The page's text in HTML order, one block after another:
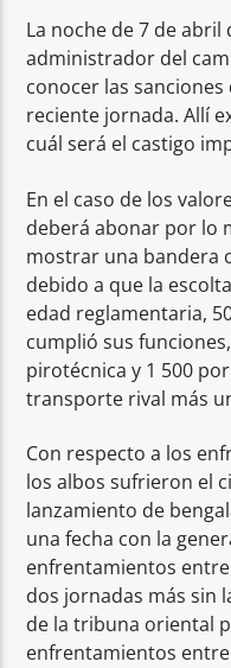
La noche de 7 de abril
administrador del
conocer las
reciente jornada. Allí
cuál será el castigo
En el caso de los
deberá abonar por lo
mostrar una bandera
debido a que la
edad reglamentaria,
cumplió sus
pirotécnica y 1 500
transporte rival más
Con respecto a los
los albos sufrieron el
lanzamiento de
una fecha con la
enfrentamientos
dos jornadas más sin
de la tribuna oriental
enfrentamientos